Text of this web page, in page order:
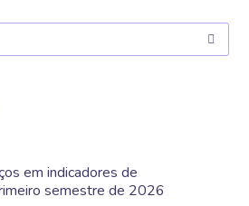
em indicadores de
semestre de 2026